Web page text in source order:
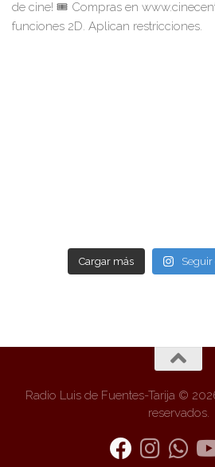
Cargar más
Radio Luis de Fuentes-Tarija ©
reservados.